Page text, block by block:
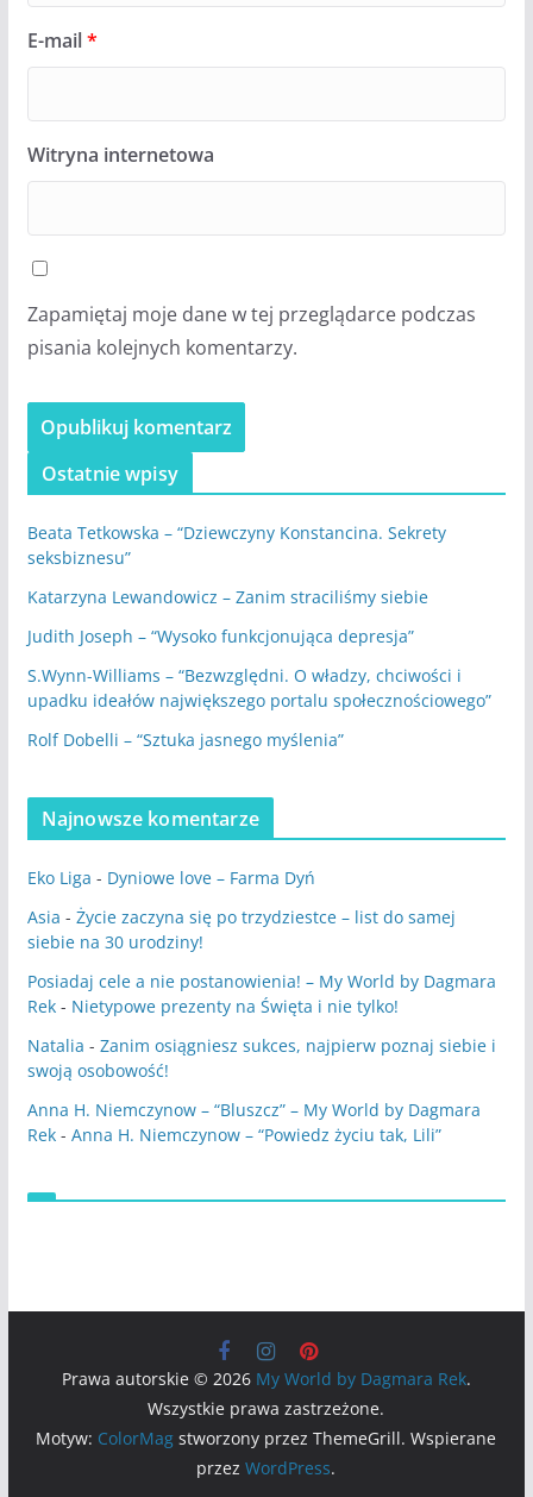
E-mail*
Witryna internetowa
Zapamiętaj moje dane w tej przeglądarce podczas
pisania kolejnych komentarzy.
Ostatnie wpisy
Beata Tetkowska – “Dziewczyny Konstancina. Sekrety
seksbiznesu”
Katarzyna Lewandowicz – Zanim straciliśmy siebie
Judith Joseph – “Wysoko funkcjonująca depresja”
S.Wynn-Williams – “Bezwzględni. O władzy, chciwości i
upadku ideałów największego portalu społecznościowego”
Rolf Dobelli – “Sztuka jasnego myślenia”
Najnowsze komentarze
Eko Liga - Dyniowe love – Farma Dyń
Asia - Życie zaczyna się po trzydziestce – list do samej
siebie na 30 urodziny!
Posiadaj cele a nie postanowienia! – My World by Dagmara
Rek- Nietypowe prezenty na Święta i nie tylko!
Natalia - Zanim osiągniesz sukces, najpierw poznaj siebie i
swoją osobowość!
Anna H. Niemczynow – “Bluszcz” – My World by Dagmara
Rek- Anna H. Niemczynow – “Powiedz życiu tak, Lili”
Prawa autorskie © 2026 My World by Dagmara Rek.
Wszystkie prawa zastrzeżone.
Motyw: ColorMag stworzony przez ThemeGrill. Wspierane
przezWordPress.